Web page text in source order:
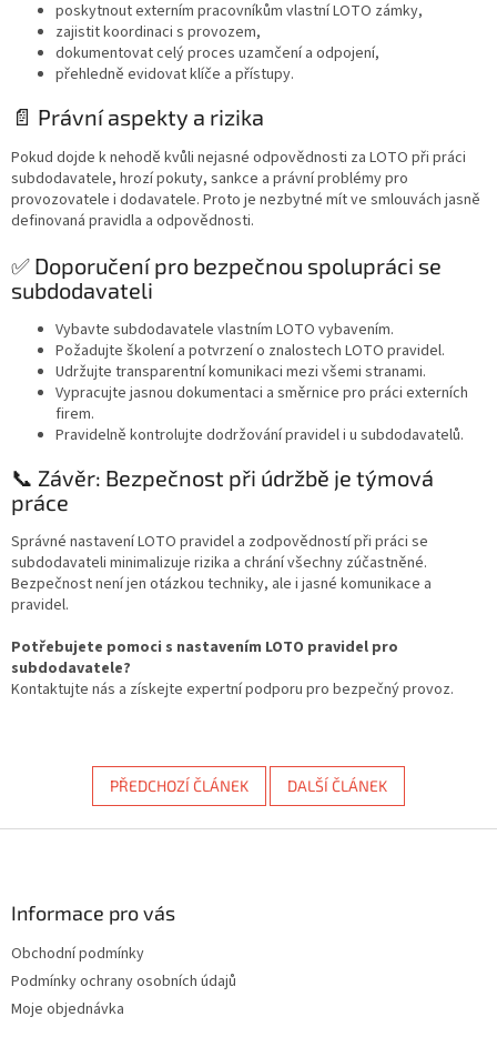
poskytnout externím pracovníkům vlastní LOTO zámky,
zajistit koordinaci s provozem,
dokumentovat celý proces uzamčení a odpojení,
přehledně evidovat klíče a přístupy.
📄 Právní aspekty a rizika
Pokud dojde k nehodě kvůli nejasné odpovědnosti za LOTO při práci
subdodavatele, hrozí pokuty, sankce a právní problémy pro
provozovatele i dodavatele. Proto je nezbytné mít ve smlouvách jasně
definovaná pravidla a odpovědnosti.
✅ Doporučení pro bezpečnou spolupráci se
subdodavateli
Vybavte subdodavatele vlastním LOTO vybavením.
Požadujte školení a potvrzení o znalostech LOTO pravidel.
Udržujte transparentní komunikaci mezi všemi stranami.
Vypracujte jasnou dokumentaci a směrnice pro práci externích
firem.
Pravidelně kontrolujte dodržování pravidel i u subdodavatelů.
📞 Závěr: Bezpečnost při údržbě je týmová
práce
Správné nastavení LOTO pravidel a zodpovědností při práci se
subdodavateli minimalizuje rizika a chrání všechny zúčastněné.
Bezpečnost není jen otázkou techniky, ale i jasné komunikace a
pravidel.
Potřebujete pomoci s nastavením LOTO pravidel pro
subdodavatele?
Kontaktujte nás a získejte expertní podporu pro bezpečný provoz.
PŘEDCHOZÍ ČLÁNEK DALŠÍ ČLÁNEK
Informace pro vás
Obchodní podmínky
Podmínky ochrany osobních údajů
Moje objednávka